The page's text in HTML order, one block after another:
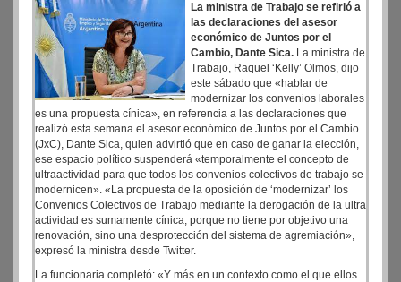
La ministra de Trabajo se refirió a
las declaraciones del asesor
económico de Juntos por el
Cambio, Dante Sica. La ministra de
Trabajo, Raquel ‘Kelly’ Olmos, dijo
este sábado que «hablar de
modernizar los convenios laborales
es una propuesta cínica», en referencia a las declaraciones que
realizó esta semana el asesor económico de Juntos por el Cambio
(JxC), Dante Sica, quien advirtió que en caso de ganar la elección,
ese espacio político suspenderá «temporalmente el concepto de
ultraactividad para que todos los convenios colectivos de trabajo se
modernicen». «La propuesta de la oposición de ‘modernizar’ los
Convenios Colectivos de Trabajo mediante la derogación de la ultra
actividad es sumamente cínica, porque no tiene por objetivo una
renovación, sino una desprotección del sistema de agremiación»,
expresó la ministra desde Twitter.
La funcionaria completó: «Y más en un contexto como el que ellos